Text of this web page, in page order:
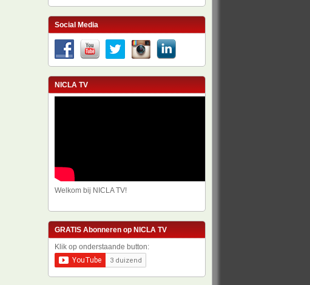
Social Media
NICLA TV
Welkom bij NICLA TV!
GRATIS Abonneren op NICLA TV
Klik op onderstaande button: